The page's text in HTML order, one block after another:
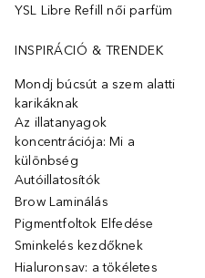
YSL Libre Refill női parfüm
INSPIRÁCIÓ & TRENDEK
Mondj búcsút a szem alatti
karikáknak
Az illatanyagok
koncentrációja: Mi a
különbség
Autóillatosítók
Brow Laminálás
Pigmentfoltok Elfedése
Sminkelés kezdőknek
Hialuronsav: a tökéletes